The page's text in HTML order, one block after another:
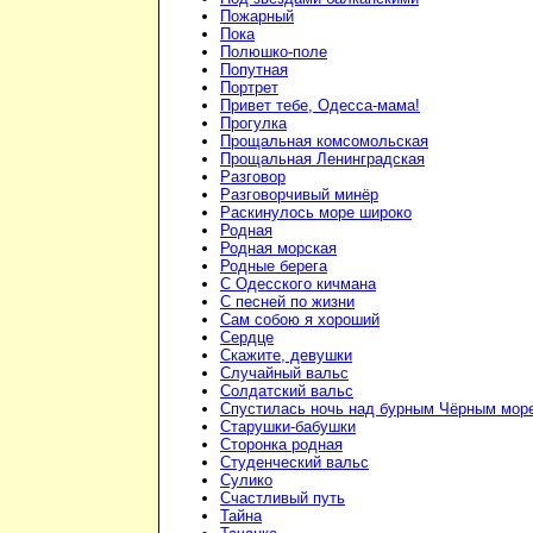
Пожарный
Пока
Полюшко-поле
Попутная
Портрет
Привет тебе, Одесса-мама!
Прогулка
Прощальная комсомольская
Прощальная Ленинградская
Разговор
Разговорчивый минёр
Раскинулось море широко
Родная
Родная морская
Родные берега
С Одесского кичмана
С песней по жизни
Сам собою я хороший
Сердце
Скажите, девушки
Случайный вальс
Солдатский вальс
Спустилась ночь над бурным Чёрным
Старушки-бабушки
Сторонка родная
Студенческий вальс
Сулико
Счастливый путь
Тайна